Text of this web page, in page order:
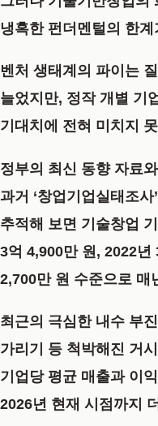
냉혹한 펀더멘털의 한
벤처 생태계의 파이는
늘었지만, 정작 개별 기
기대치에 전혀 미치지
정부의 최신 동향 자료
과거 ‘창업기업실태조
추적해 보면 기술창업
3억 4,900만 원, 2022년
2,700만 원 수준으로 매
최근의 극심한 내수 부
가리기 등 척박해진 거
기업당 평균 매출과 이
2026년 현재 시점까지